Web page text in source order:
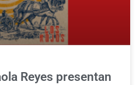
Reyes presentan